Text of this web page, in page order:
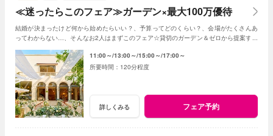
≪迷ったらこのフェア≫ガーデン×最大100万優待
結婚が決まったけど何から始めたらいい？、予算ってどのくらい？、会場がたくさんあ
ってわからない…、そんなお2人はまずこのフェア☆貸切のガーデン＆ゼロから提案する
11:00～ 13:00～ 15:00～ 17:00～
120分程度
詳しくみる フェア予約